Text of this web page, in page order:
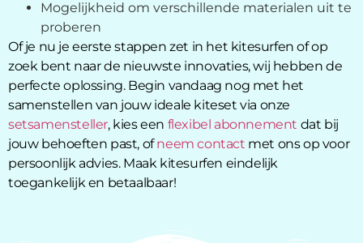
Mogelijkheid om verschillende materialen uit te
proberen
Of je nu je eerste stappen zet in het kitesurfen of op
zoek bent naar de nieuwste innovaties, wij hebben de
perfecte oplossing. Begin vandaag nog met het
samenstellen van jouw ideale kiteset via onze
setsamensteller, kies een flexibel abonnement dat bij
jouw behoeften past, ofneem contact met ons op voor
persoonlijk advies. Maak kitesurfen eindelijk
toegankelijk en betaalbaar!